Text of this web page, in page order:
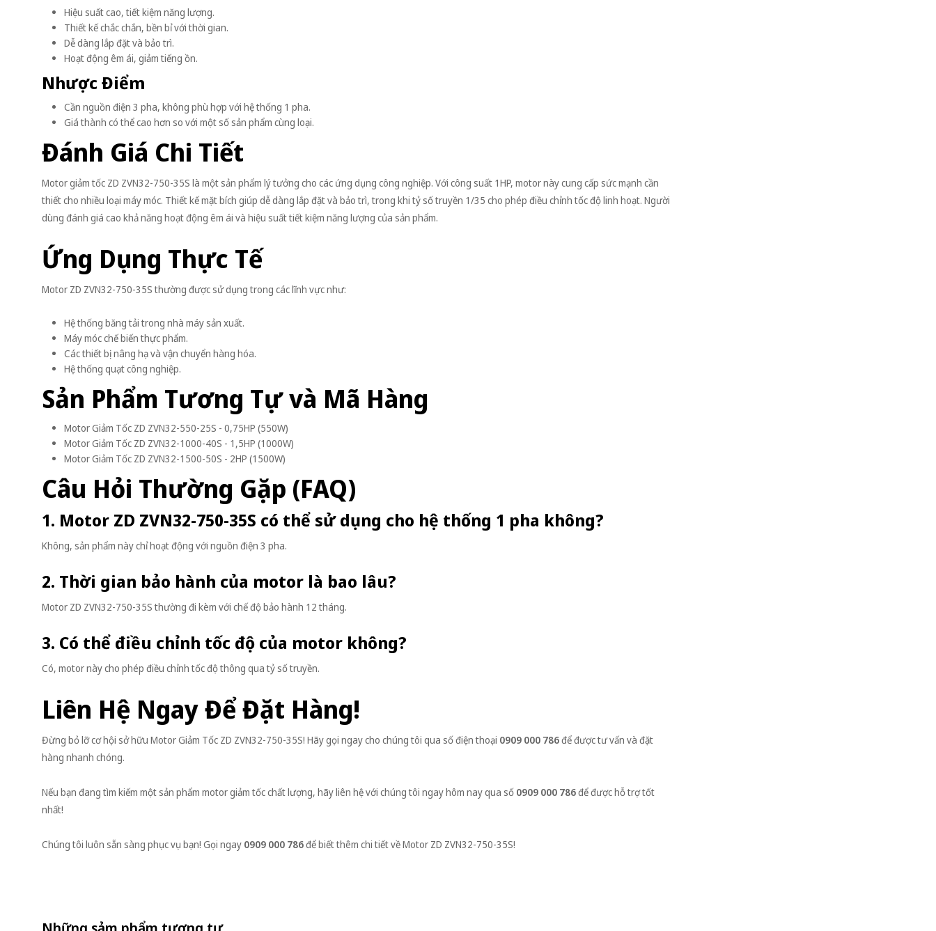
Hiệu suất cao, tiết kiệm năng lượng.
Thiết kế chắc chắn, bền bỉ với thời gian.
Dễ dàng lắp đặt và bảo trì.
Hoạt động êm ái, giảm tiếng ồn.
Nhược Điểm
Cần nguồn điện 3 pha, không phù hợp với hệ thống 1 pha.
Giá thành có thể cao hơn so với một số sản phẩm cùng loại.
Đánh Giá Chi Tiết
Motor giảm tốc ZD ZVN32-750-35S là một sản phẩm lý tưởng cho các ứng dụng công nghiệp. Với công suất 1HP, motor này cung cấp sức mạnh cần
thiết cho nhiều loại máy móc. Thiết kế mặt bích giúp dễ dàng lắp đặt và bảo trì, trong khi tỷ số truyền 1/35 cho phép điều chỉnh tốc độ linh hoạt. Người
dùng đánh giá cao khả năng hoạt động êm ái và hiệu suất tiết kiệm năng lượng của sản phẩm.
Ứng Dụng Thực Tế
Motor ZD ZVN32-750-35S thường được sử dụng trong các lĩnh vực như:
Hệ thống băng tải trong nhà máy sản xuất.
Máy móc chế biến thực phẩm.
Các thiết bị nâng hạ và vận chuyển hàng hóa.
Hệ thống quạt công nghiệp.
Sản Phẩm Tương Tự và Mã Hàng
Motor Giảm Tốc ZD ZVN32-550-25S - 0,75HP (550W)
Motor Giảm Tốc ZD ZVN32-1000-40S - 1,5HP (1000W)
Motor Giảm Tốc ZD ZVN32-1500-50S - 2HP (1500W)
Câu Hỏi Thường Gặp (FAQ)
1. Motor ZD ZVN32-750-35S có thể sử dụng cho hệ thống 1 pha không?
Không, sản phẩm này chỉ hoạt động với nguồn điện 3 pha.
2. Thời gian bảo hành của motor là bao lâu?
Motor ZD ZVN32-750-35S thường đi kèm với chế độ bảo hành 12 tháng.
3. Có thể điều chỉnh tốc độ của motor không?
Có, motor này cho phép điều chỉnh tốc độ thông qua tỷ số truyền.
Liên Hệ Ngay Để Đặt Hàng!
Đừng bỏ lỡ cơ hội sở hữu Motor Giảm Tốc ZD ZVN32-750-35S! Hãy gọi ngay cho chúng tôi qua số điện thoại 0909 000 786để được tư vấn và đặt
hàng nhanh chóng.
Nếu bạn đang tìm kiếm một sản phẩm motor giảm tốc chất lượng, hãy liên hệ với chúng tôi ngay hôm nay qua số 0909 000 786để được hỗ trợ tốt
nhất!
Chúng tôi luôn sẵn sàng phục vụ bạn! Gọi ngay 0909 000 786để biết thêm chi tiết về Motor ZD ZVN32-750-35S!